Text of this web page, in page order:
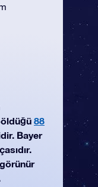
88
Bayer